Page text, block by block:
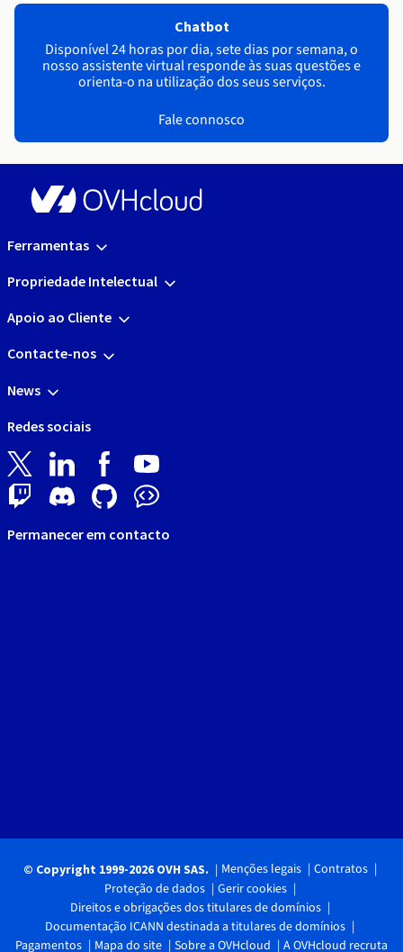
Chatbot
Disponível 24 horas por dia, sete dias por semana, o
nosso assistente virtual responde às suas questões e
orienta-o na utilização dos seus serviços.
Fale connosco
Ferramentas
Propriedade Intelectual
Apoio ao Cliente
Contacte-nos
News
Redes sociais
Permanecer em contacto
© Copyright 1999-2026 OVH SAS. Menções legais
Contratos
Proteção de dados
Gerir cookies
Direitos e obrigações dos titulares de domínios
Documentação ICANN destinada a titulares de domínios
Pagamentos
Mapa do site Sobre a OVHcloud A OVHcloud recruta